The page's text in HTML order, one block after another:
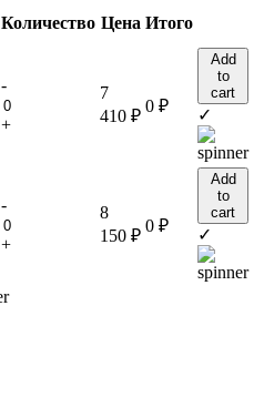
Количество Цена Итого
-
+
7
410 ₽
0 ₽
Add
to
cart
✓
-
+
8
150 ₽
0 ₽
Add
to
cart
✓